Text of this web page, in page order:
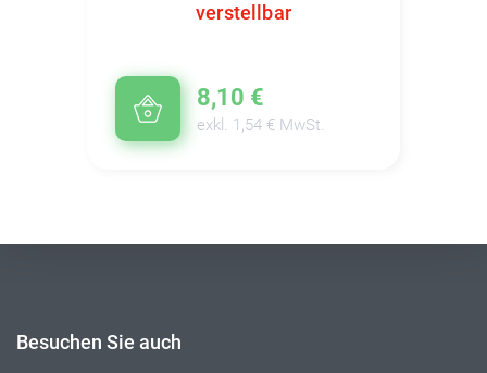
verstellbar
8,10 €
exkl. 1,54 € MwSt.
Besuchen Sie auch